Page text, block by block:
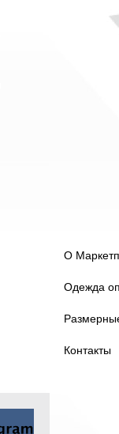
О
Одежда
Контакты